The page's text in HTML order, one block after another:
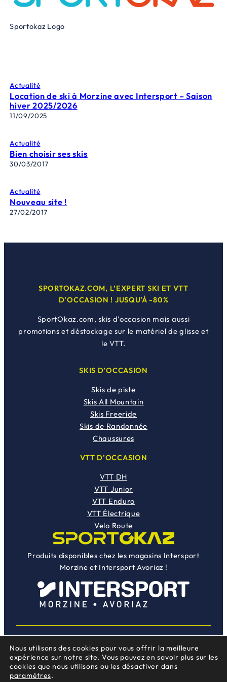
Sportokaz Logo
Actualité
Location de ski à Morzine avec Intersport – Saison
hiver 2025/2026
11/09/2025
Actualité
Bien choisir ses skis
30/03/2017
Actualité
Nouveau site !
27/02/2017
SPORTOKAZ.COM, L’EXPERT SKI ET VTT
D’OCCASION ! JUSQU’À -80%
SportOkaz.com, skis d’occasion mais aussi
promotions et déstockage sur le matériel de glisse et
le VTT.
SKIS D’OCCASION
Skis de piste
Skis All Mountain
Skis Freeride
Skis de Randonnée
Chaussures
VTT D’OCCASION
VTT DH
VTT Junior
VTT Enduro
VTT Électrique
Velo Route
Produits disponibles chez les magasins Intersport
Morzine et Intersport Avoriaz !
Une créationMojocom
Nous utilisons des cookies pour vous offrir la meilleure
expérience sur notre site. Vous pouvez en savoir plus sur les
cookies que nous utilisons ou les désactiver dans
paramètres.